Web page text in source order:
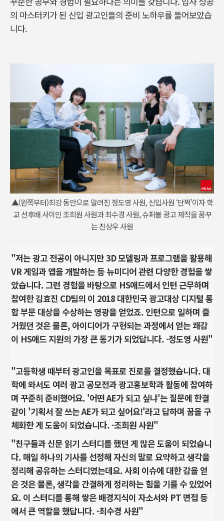
의 마스터키가 된 신입 광고인들의 준비 노하우를 들어보았습
니다.
▲(왼쪽부터)최강 동안으로 알려진 정도영 사원, 신입사원 ‘단짝’이자 학
교 선후배 사이인 조희원 사원과 최수경 사원, 슈퍼볼 광고 제작을 꿈꾸
는 진상우 사원
"저는 광고 전공이 아니지만 3D 모델링과 프로그램을 활용해
VR 게임과 앱을 개발하는 등 뉴미디어 관련 다양한 경험을 쌓
았습니다. 그런 경험을 바탕으로 HS애드에서 인턴 근무하며
참여한 김효진 CD팀의 이 2018 대한민국 광고대상 디지털 통
합 부문 대상을 수상하는 영광을 얻었죠. 인턴으로 일하며 즐
거웠던 것은 물론, 아이디어가 구현되는 과정에서 얻는 쾌감
이 HS애드 지원의 가장 큰 동기가 되었답니다. -정도영 사원"
"고등학생 때부터 광고인을 목표로 진로를 결정했습니다. 대
학에 와서도 여러 광고 공모전과 광고홍보학과 활동에 참여하
며 꾸준히 준비했어요. '어떤 AE가 되고 싶냐'는 질문에 한결
같이 '기획서 잘 쓰는 AE가 되고 싶어요!'라고 답하며 꿈을 구
체화한 게 도움이 되었습니다. -조희원 사원"
"친구들과 신문 읽기 스터디를 했던 게 많은 도움이 되었습니
다. 매일 하나의 기사를 선정해 자신의 말로 요약하고 생각을
정리해 공유하는 스터디였는데요. 사회 이슈에 대한 감을 얻
은 것은 물론, 생각을 간결하게 정리하는 힘을 기를 수 있었어
요. 이 스터디를 통해 쌓은 배경지식이 자소서와 PT 면접 등
에서 큰 역할을 했답니다. -최수경 사원"